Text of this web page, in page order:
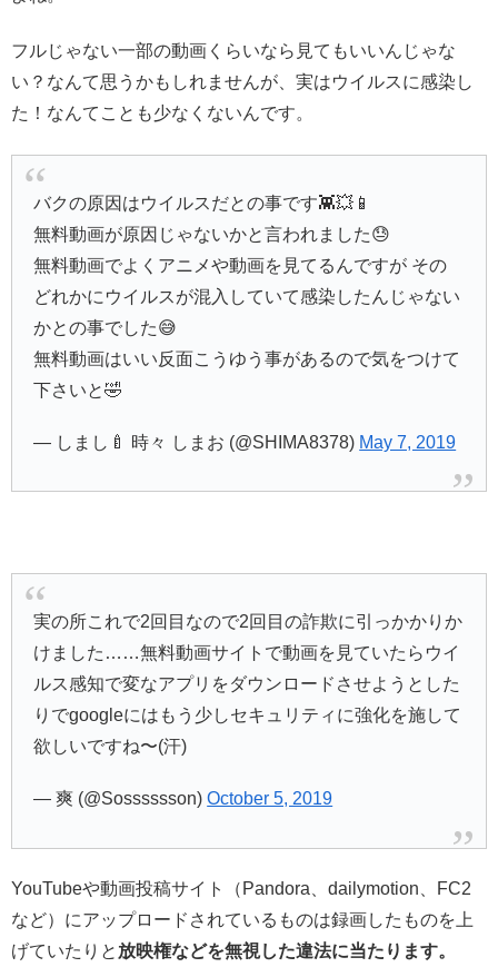
フルじゃない一部の動画くらいなら見てもいいんじゃな
い？なんて思うかもしれませんが、実はウイルスに感染し
た！なんてことも少なくないんです。
バクの原因はウイルスだとの事です👾💥📱
無料動画が原因じゃないかと言われました😓
無料動画でよくアニメや動画を見てるんですが その
どれかにウイルスが混入していて感染したんじゃない
かとの事でした😅
無料動画はいい反面こうゆう事があるので気をつけて
下さいと🤣
— しまし🍼 時々 しまお (@SHIMA8378) May 7, 2019
実の所これで2回目なので2回目の詐欺に引っかかりか
けました……無料動画サイトで動画を見ていたらウイ
ルス感知で変なアプリをダウンロードさせようとした
りでgoogleにはもう少しセキュリティに強化を施して
欲しいですね〜(汗)
— 爽 (@Sosssssson)October 5, 2019
YouTubeや動画投稿サイト（Pandora、dailymotion、FC2
など）にアップロードされているものは録画したものを上
げていたりと 放映権などを無視した違法に当たります。